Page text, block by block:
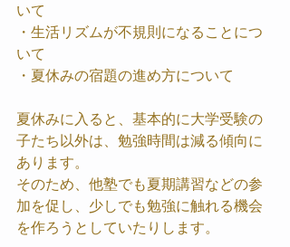
いて
・生活リズムが不規則になることにつ
いて
・夏休みの宿題の進め方について
夏休みに入ると、基本的に大学受験の
子たち以外は、勉強時間は減る傾向に
あります。
そのため、他塾でも夏期講習などの参
加を促し、少しでも勉強に触れる機会
を作ろうとしていたりします。